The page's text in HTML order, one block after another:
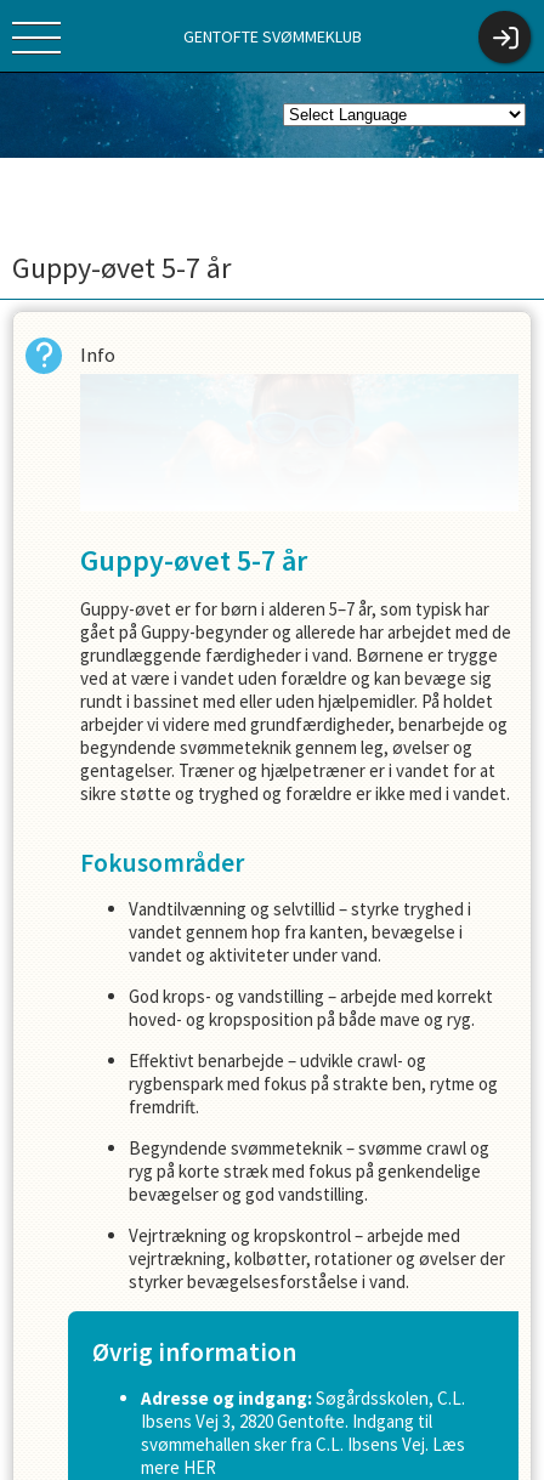
GENTOFTE SVØMMEKLUB
Guppy-øvet 5-7 år
Info
Guppy-øvet 5-7 år
Guppy-øvet er for børn i alderen 5–7 år, som typisk har
gået på Guppy-begynder og allerede har arbejdet med de
grundlæggende færdigheder i vand. Børnene er trygge
ved at være i vandet uden forældre og kan bevæge sig
rundt i bassinet med eller uden hjælpemidler. På holdet
arbejder vi videre med grundfærdigheder, benarbejde og
begyndende svømmeteknik gennem leg, øvelser og
gentagelser. Træner og hjælpetræner er i vandet for at
sikre støtte og tryghed og forældre er ikke med i vandet.
Fokusområder
Vandtilvænning og selvtillid – styrke tryghed i
vandet gennem hop fra kanten, bevægelse i
vandet og aktiviteter under vand.
God krops- og vandstilling – arbejde med korrekt
hoved- og kropsposition på både mave og ryg.
Effektivt benarbejde – udvikle crawl- og
rygbenspark med fokus på strakte ben, rytme og
fremdrift.
Begyndende svømmeteknik – svømme crawl og
ryg på korte stræk med fokus på genkendelige
bevægelser og god vandstilling.
Vejrtrækning og kropskontrol – arbejde med
vejrtrækning, kolbøtter, rotationer og øvelser der
styrker bevægelsesforståelse i vand.
Øvrig information
Adresse og indgang:Søgårdsskolen, C.L.
Ibsens Vej 3, 2820 Gentofte. Indgang til
svømmehallen sker fra C.L. Ibsens Vej. Læs
mere HER